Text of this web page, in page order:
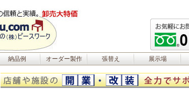
納品例 オーダー製作 張替え 展示場